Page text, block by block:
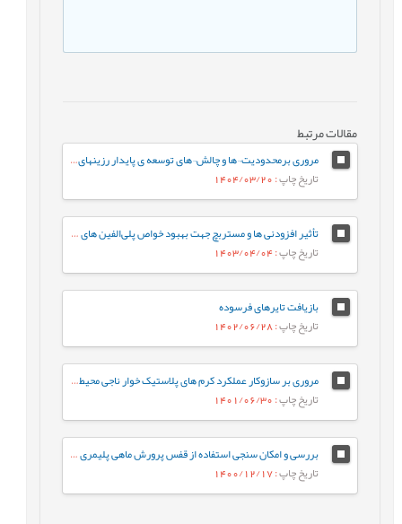
مقالات مرتبط
مروری برمحدودیت¬ها و چالش¬های توسعه ی پایدار رزینهای اپوکسی از دیدگاه زیست محیطی و انرژی و راه¬حل های آن¬ها
تاریخ چاپ: 1404/03/20
تأثیر افزودنی ها و مستربچ جهت بهبود خواص پلی‌الفین های بازیافت‌شده
تاریخ چاپ: 1403/04/04
بازیافت تایرهای فرسوده
تاریخ چاپ: 1402/06/28
مروری بر سازوکار عملکرد کرم های پلاستيک خوار ناجی محيط زیست
تاریخ چاپ: 1401/06/30
بررسی و امکان سنجی استفاده از قفس پرورش ماهی پلیمری در صنعت شیلات
تاریخ چاپ: 1400/12/17